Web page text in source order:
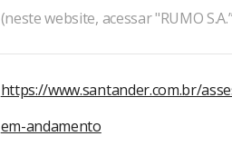
(neste website, acessar "RUMO
https://www.santander.com.br/
em-andamento